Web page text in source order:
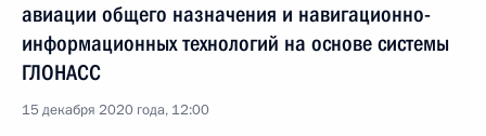
авиации общего назначения и навигационно-
информационных технологий на основе системы
ГЛОНАСС
15 декабря 2020 года, 12:00